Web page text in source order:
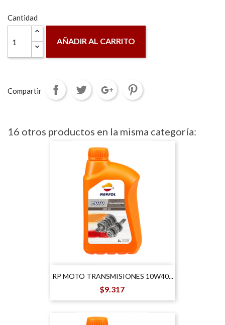
Cantidad
AÑADIR AL CARRITO
Compartir
16 otros productos en la misma categoría:
RP MOTO TRANSMISIONES 10W40...
Precio
$9.317